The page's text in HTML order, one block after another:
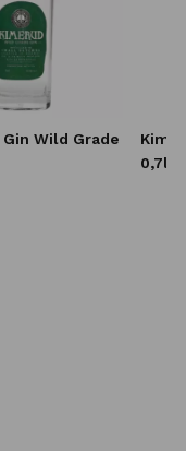
Gin Wild Grade
0,7l